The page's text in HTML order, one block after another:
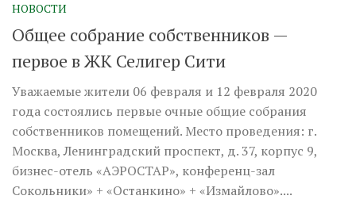
НОВОСТИ
Общее собрание собственников —
первое в ЖК Селигер Сити
Уважаемые жители 06 февраля и 12 февраля 2020
года состоялись первые очные общие собрания
собственников помещений. Место проведения: г.
Москва, Ленинградский проспект, д. 37, корпус 9,
бизнес-отель «АЭРОСТАР», конференц-зал
Сокольники» + «Останкино» + «Измайлово»....